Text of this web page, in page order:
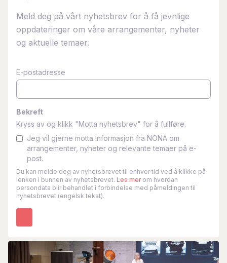
Meld deg på vårt nyhetsbrev for å få jevnlige
oppdateringer om våre arrangementer, nyheter
og aktuelle temaer.
E-postadresse
Bekreft
Kryss av og klikk "Motta nyhetsbrev" for å fullføre.
Jeg vil gjerne motta informasjon fra NONA om
arrangementer, nyheter og relevante temaer på e-
post.
Du kan melde deg av nyhetsbrevet til enhver tid ved å klikke på
lenken i bunnen av nyhetsbrevet. Les mer om hvordan
persondata blir behandlet i forbindelse med påmeldingen til
nyhetsbrevet (engelsk tekst).